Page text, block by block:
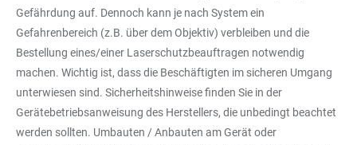
Gefährdung auf. Dennoch kann je nach System ein
Gefahrenbereich (z.B. über dem Objektiv) verbleiben und die
Bestellung eines/einer Laserschutzbeauftragen notwendig
machen. Wichtig ist, dass die Beschäftigten im sicheren Umgang
unterwiesen sind. Sicherheitshinweise finden Sie in der
Gerätebetriebsanweisung des Herstellers, die unbedingt beachtet
werden sollten. Umbauten / Anbauten am Gerät oder